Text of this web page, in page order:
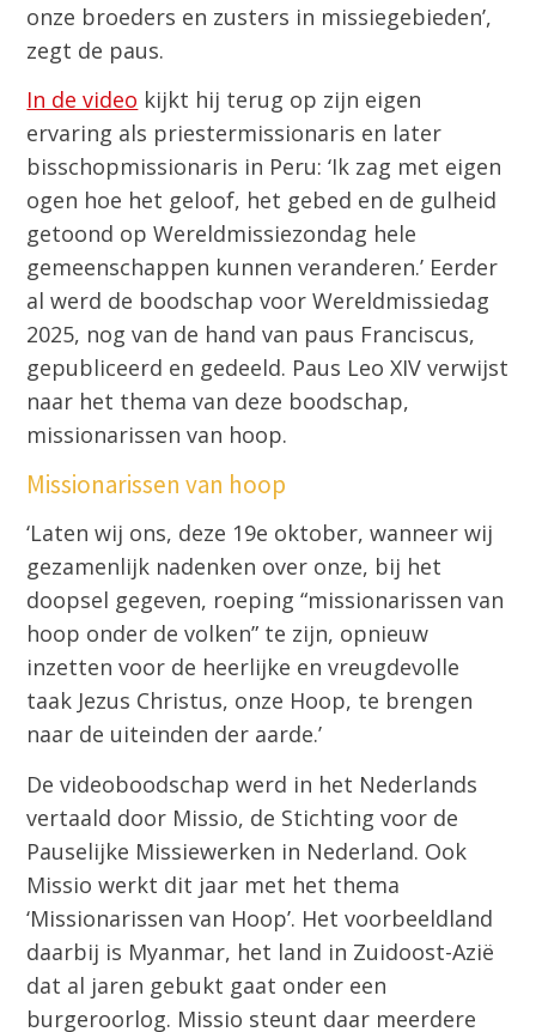
onze broeders en zusters in missiegebieden’,
zegt de paus.
In de video kijkt hij terug op zijn eigen
ervaring als priestermissionaris en later
bisschopmissionaris in Peru: ‘Ik zag met eigen
ogen hoe het geloof, het gebed en de gulheid
getoond op Wereldmissiezondag hele
gemeenschappen kunnen veranderen.’ Eerder
al werd de boodschap voor Wereldmissiedag
2025, nog van de hand van paus Franciscus,
gepubliceerd en gedeeld. Paus Leo XIV verwijst
naar het thema van deze boodschap,
missionarissen van hoop.
Missionarissen van hoop
‘Laten wij ons, deze 19e oktober, wanneer wij
gezamenlijk nadenken over onze, bij het
doopsel gegeven, roeping “missionarissen van
hoop onder de volken” te zijn, opnieuw
inzetten voor de heerlijke en vreugdevolle
taak Jezus Christus, onze Hoop, te brengen
naar de uiteinden der aarde.’
De videoboodschap werd in het Nederlands
vertaald door Missio, de Stichting voor de
Pauselijke Missiewerken in Nederland. Ook
Missio werkt dit jaar met het thema
‘Missionarissen van Hoop’. Het voorbeeldland
daarbij is Myanmar, het land in Zuidoost-Azië
dat al jaren gebukt gaat onder een
burgeroorlog. Missio steunt daar meerdere